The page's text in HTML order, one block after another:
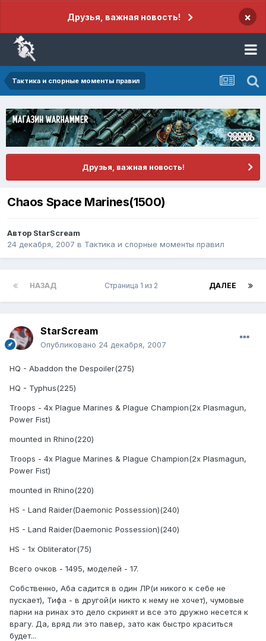
Друзья, важная новость! ×
Тактика и спорные моменты правил
Друзья, важная новость!
Chaos Space Marines(1500)
Автор StarScream
24 декабря, 2007 в Тактика и спорные моменты правил
НАЗАД ДАЛЕЕ
Страница 1 из 2
StarScream
Опубликовано 24 декабря, 2007
HQ - Abaddon the Despoiler(275)
HQ - Typhus(225)
Troops - 4x Plague Marines & Plague Champion(2x Plasmagun,
Power Fist)
mounted in Rhino(220)
Troops - 4x Plague Marines & Plague Champion(2x Plasmagun,
Power Fist)
mounted in Rhino(220)
HS - Land Raider(Daemonic Possession)(240)
HS - Land Raider(Daemonic Possession)(240)
HS - 1x Obliterator(75)
Всего очков - 1495, моделей - 17.
Собственно, Аба садится в один ЛР(и никого к себе не
пускает), Тифа - в другой(и никто к нему не хочет), чумовые
парни на ринах это дело скринят и все это дружно несется к
врагу. Да, вряд ли это павер, зато как быстро краситься
будет...